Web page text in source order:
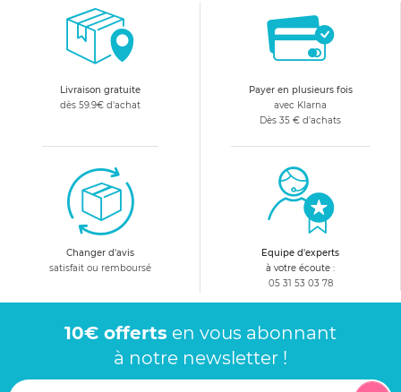
Livraison gratuite
dès 59.9€ d'achat
Payer en plusieurs fois
avec Klarna
Dès 35 € d'achats
Changer d'avis
satisfait ou remboursé
Equipe d'experts
à votre écoute :
05 31 53 03 78
10€ offerts en vous abonnant
à notre newsletter !